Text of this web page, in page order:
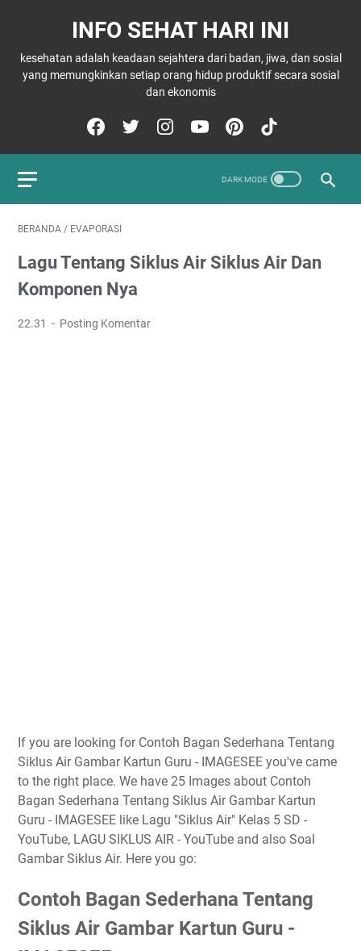
INFO SEHAT HARI INI
kesehatan adalah keadaan sejahtera dari badan, jiwa, dan sosial
yang memungkinkan setiap orang hidup produktif secara sosial
dan ekonomis
BERANDA / EVAPORASI
Lagu Tentang Siklus Air Siklus Air Dan
Komponen Nya
22.31 Posting Komentar
If you are looking for Contoh Bagan Sederhana Tentang
Siklus Air Gambar Kartun Guru - IMAGESEE you've came
to the right place. We have 25 Images about Contoh
Bagan Sederhana Tentang Siklus Air Gambar Kartun
Guru - IMAGESEE like Lagu "Siklus Air" Kelas 5 SD -
YouTube, LAGU SIKLUS AIR - YouTube and also Soal
Gambar Siklus Air. Here you go:
Contoh Bagan Sederhana Tentang
Siklus Air Gambar Kartun Guru -